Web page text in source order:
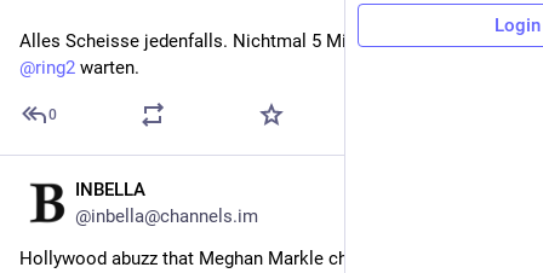
Alles Scheisse jedenfalls. Nichtmal 5 Minuten kann dieser
@ring2 warten.
0
INBELLA
@inbella@channels.im
Hollywood abuzz that Meghan Markle chose Amazon over
Login